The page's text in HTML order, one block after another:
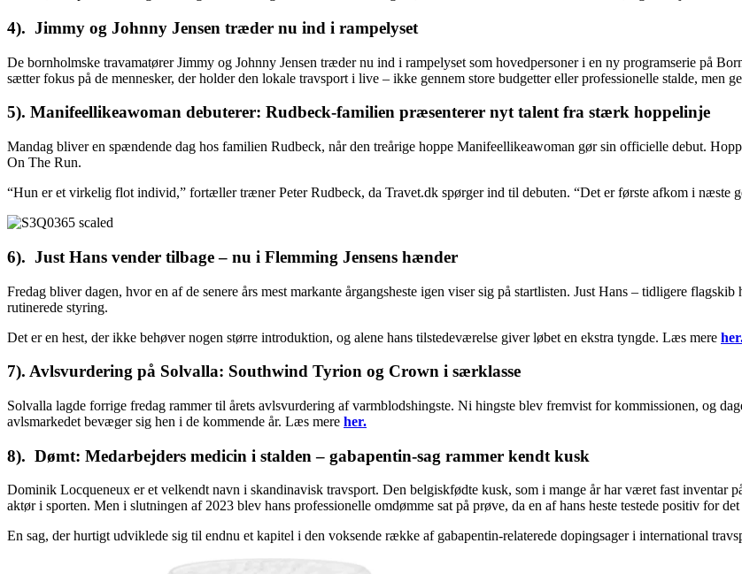
4). Jimmy og Johnny Jensen træder nu ind i rampelyset
De bornholmske travamatører Jimmy og Johnny Jensen træder nu ind i rampelyset som hovedpersoner i en ny programserie på
sætter fokus på de mennesker, der holder den lokale travsport i live – ikke gennem store budgetter eller professionelle stalde,
5). Manifeellikeawoman debuterer: Rudbeck‑familien præsenterer nyt talent fra stærk hoppelinje
Mandag bliver en spændende dag hos familien Rudbeck, når den treårige hoppe Manifeellikeawoman gør sin officielle debut.
On The Run.
“Hun er et virkelig flot individ,” fortæller træner Peter Rudbeck, da Travet.dk spørger ind til debuten. “Det er første afkom i næste
6). Just Hans vender tilbage – nu i Flemming Jensens hænder
Fredag bliver dagen, hvor en af de senere års mest markante årgangsheste igen viser sig på startlisten. Just Hans – tidligere
rutinerede styring.
Det er en hest, der ikke behøver nogen større introduktion, og alene hans tilstedeværelse giver løbet en ekstra tyngde. Læs mere
7). Avlsvurdering på Solvalla: Southwind Tyrion og Crown i særklasse
Solvalla lagde forrige fredag rammer til årets avlsvurdering af varmblodshingste. Ni hingste blev fremvist for kommissionen, og
avlsmarkedet bevæger sig hen i de kommende år. Læs mere her.
8). Dømt: Medarbejders medicin i stalden – gabapentin-sag rammer kendt kusk
Dominik Locqueneux er et velkendt navn i skandinavisk travsport. Den belgiskfødte kusk, som i mange år har været fast inventar
aktør i sporten. Men i slutningen af 2023 blev hans professionelle omdømme sat på prøve, da en af hans heste testede positiv for
En sag, der hurtigt udviklede sig til endnu et kapitel i den voksende række af gabapentin-relaterede dopingsager i international